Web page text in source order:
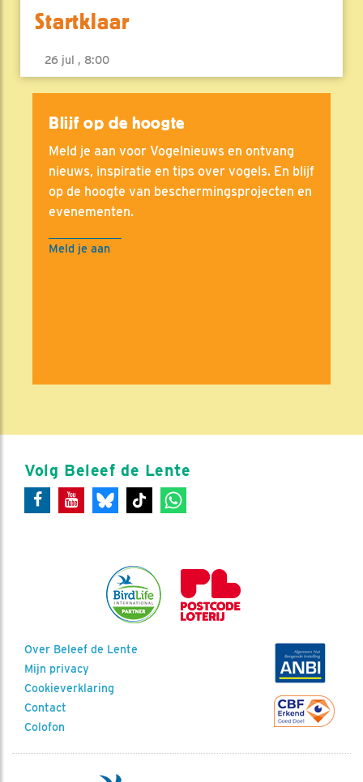
Startklaar
26 jul , 8:00
Blijf op de hoogte
Meld je aan voor Vogelnieuws en ontvang
nieuws, inspiratie en tips over vogels. En blijf
op de hoogte van beschermingsprojecten en
evenementen.
Meld je aan
Volg Beleef de Lente
Over Beleef de Lente
Mijn privacy
Cookieverklaring
Contact
Colofon